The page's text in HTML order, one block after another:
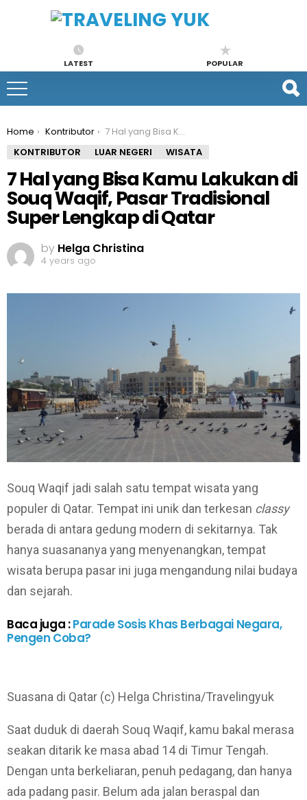
LATEST POPULAR
You are here:
Home Kontributor
7 Hal yang Bisa Kamu Lakukan di Souq Waqif, Pasar Tradisional Super Lengkap di Qatar
KONTRIBUTOR
LUAR NEGERI WISATA
7 Hal yang Bisa Kamu Lakukan di
Souq Waqif, Pasar Tradisional
Super Lengkap di Qatar
by Helga Christina
4 years ago
Souq Waqif jadi salah satu tempat wisata yang
populer di Qatar. Tempat ini unik dan terkesan classy
berada di antara gedung modern di sekitarnya. Tak
hanya suasananya yang menyenangkan, tempat
wisata berupa pasar ini juga mengandung nilai budaya
dan sejarah.
Baca juga :Parade Sosis Khas Berbagai Negara,
Pengen Coba?
Suasana di Qatar (c) Helga Christina/Travelingyuk
Saat duduk di daerah Souq Waqif, kamu bakal merasa
seakan ditarik ke masa abad 14 di Timur Tengah.
Dengan unta berkeliaran, penuh pedagang, dan hanya
ada padang pasir. Belum ada jalan beraspal dan